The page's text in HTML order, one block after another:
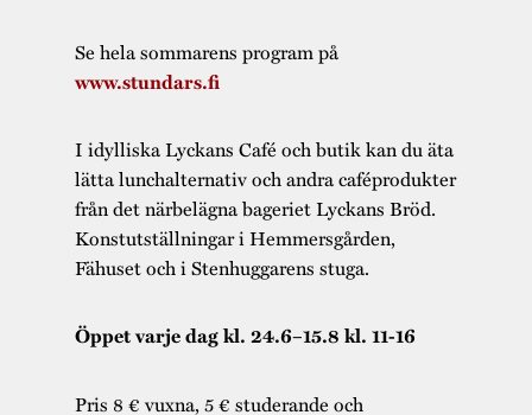
Se hela sommarens program på
www.stundars.fi
I idylliska Lyckans Café och butik kan du äta
lätta lunchalternativ och andra caféprodukter
från det närbelägna bageriet Lyckans Bröd.
Konstutställningar i Hemmersgården,
Fähuset och i Stenhuggarens stuga.
Öppet varje dag kl. 24.6–15.8 kl. 11-16
Pris 8 € vuxna, 5 € studerande och